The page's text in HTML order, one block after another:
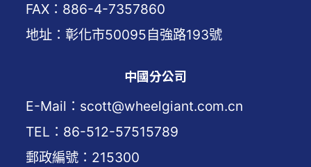
FAX：886-4-7357860
地址：彰化市50095自強路193號
中國分公司
E-Mail：scott@wheelgiant.com.cn
TEL：86-512-57515789
郵政編號：215300